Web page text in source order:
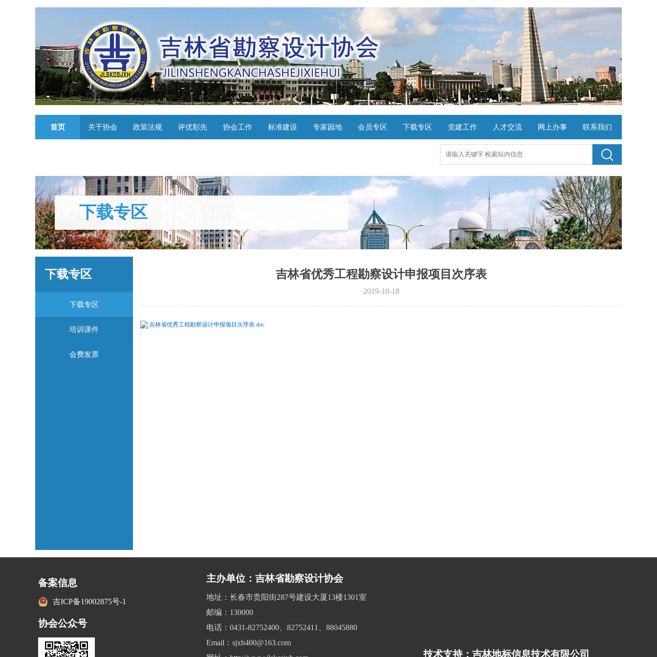
首页 关于协会 政策法规 评优彰先 协会工作 标准建设 专家园地 会员专区 下载专区 党建工作 人才交流 网上办事 联系我们
下载专区
下载专区
下载专区
培训课件
会费发票
吉林省优秀工程勘察设计申报项目次序表
2019-10-18
吉林省优秀工程勘察设计申报项目次序表.doc
备案信息
吉ICP备19002875号-1
协会公众号
主办单位：吉林省勘察设计协会
地址：长春市贵阳街287号建设大厦13楼1301室
邮编：130000
电话：0431-82752400、82752411、88045880
Email：sjxh400@163.com
技术支持：吉林地标信息技术有限公司